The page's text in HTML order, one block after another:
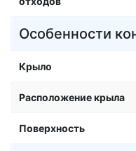
Особенности
Крыло
Расположение крыла
Поверхность